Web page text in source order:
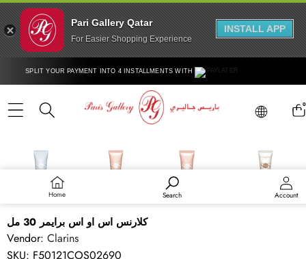
Skip to content
SPLIT YOUR PAYMENT INTO 4 INSTALLMENTS WITH
0
0
Home Search Account
كلارنس اس او اس برايمر 30 مل
Vendor: Clarins
SKU: F50121COS02690
Pari Gallery Qatar
For Easier Shopping Experience
INSTALL APP